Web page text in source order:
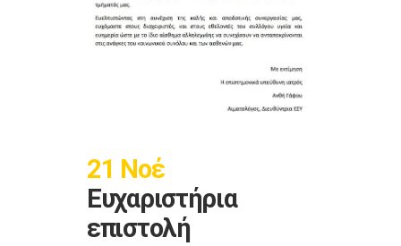
21 Νοέ
Ευχαριστήρια
επιστολή